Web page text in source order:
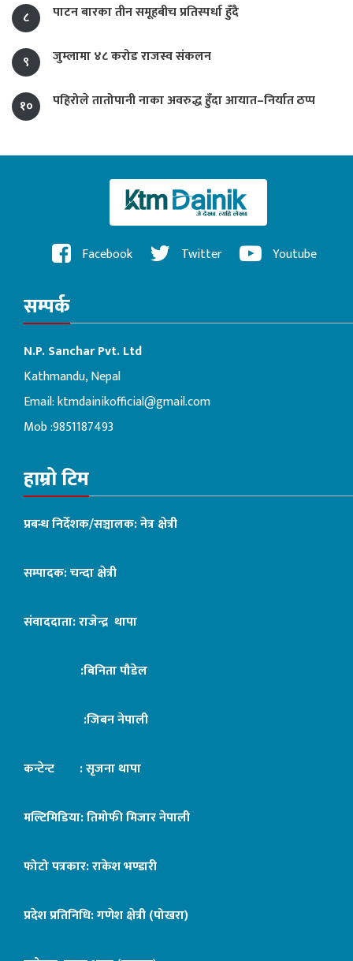
८ पाटन बारका तीन समूहबीच प्रतिस्पर्धा हुँदै
९ जुम्लामा ४८ करोड राजस्व संकलन
१० पहिरोले तातोपानी नाका अवरुद्ध हुँदा आयात–निर्यात ठप्प
Facebook Twitter Youtube
सम्पर्क
N.P. Sanchar Pvt. Ltd
Kathmandu, Nepal
Email:ktmdainikofficial@gmail.com
Mob :9851187493
हाम्रो टिम
प्रबन्ध निर्देशक/सञ्चालक: नेत्र क्षेत्री
सम्पादक: चन्दा क्षेत्री
संवाददाता: राजेन्द्र थापा
:बिनिता पौडेल
:जिबन नेपाली
कन्टेन्ट : सृजना थापा
मल्टिमिडिया: तिमोफी मिजार नेपाली
फोटो पत्रकार: राकेश भण्डारी
प्रदेश प्रतिनिधि: गणेश क्षेत्री (पोखरा)